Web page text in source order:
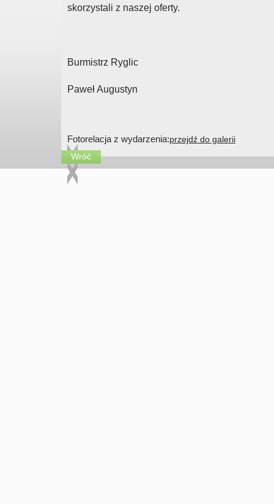
skorzystali z naszej oferty.
Burmistrz Ryglic
Paweł Augustyn
Fotorelacja z wydarzenia:przejdź do galerii
Wróć